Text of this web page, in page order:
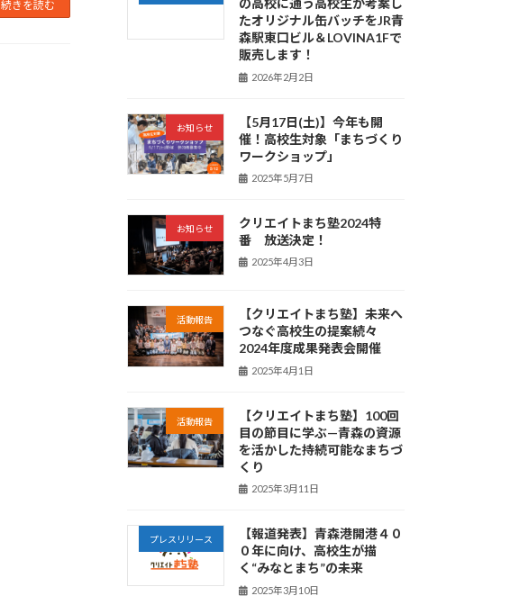
続きを読む
の高校に通う高校生が考案し
たオリジナル缶バッチをJR青
森駅東口ビル＆LOVINA1Fで
販売します！
2026年2月2日
お知らせ
【5月17日(土)】今年も開
催！高校生対象「まちづくり
ワークショップ」
2025年5月7日
お知らせ
クリエイトまち塾2024特
番 放送決定！
2025年4月3日
活動報告
【クリエイトまち塾】未来へ
つなぐ高校生の提案続々
2024年度成果発表会開催
2025年4月1日
活動報告
【クリエイトまち塾】100回
目の節目に学ぶ—青森の資源
を活かした持続可能なまちづ
くり
2025年3月11日
プレスリリース
【報道発表】青森港開港４０
０年に向け、高校生が描
く“みなとまち”の未来
2025年3月10日